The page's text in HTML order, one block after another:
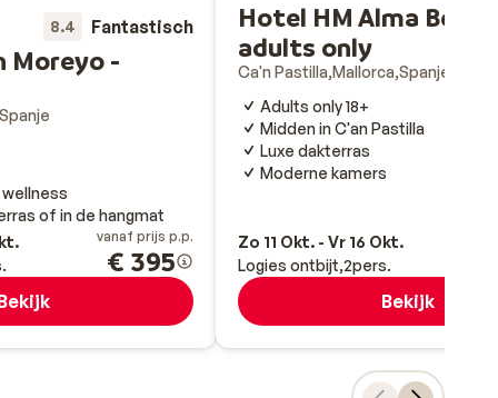
8.4 Fantastisch
Moreyo -
Spanje
of in de hangmat
vanaf prijs p.p.
€ 395
Hotel HM Alma
adults only
Ca'n Pastilla Mallorca Spanje
Adults only 18+
Midden in C'an Pastilla
Luxe dakterras
Moderne kamers
Zo 11 Okt. - Vr 16 Okt.
Logies ontbijt 2pers.
Bekijk